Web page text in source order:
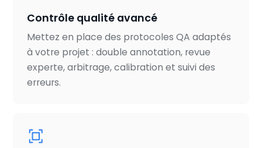
Contrôle qualité avancé
Mettez en place des protocoles QA adaptés
à votre projet : double annotation, revue
experte, arbitrage, calibration et suivi des
erreurs.